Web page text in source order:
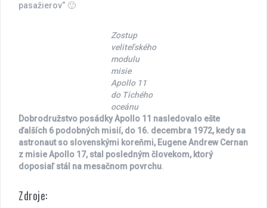
pasažierov“ 🙂
Zostup
veliteľského
modulu
misie
Apollo 11
do Tichého
oceánu
Dobrodružstvo posádky Apollo 11 nasledovalo ešte
ďalších 6 podobných misií, do 16. decembra 1972, kedy sa
astronaut so slovenskými koreňmi, Eugene Andrew Cernan
z misie Apollo 17, stal posledným človekom, ktorý
doposiaľ stál na mesačnom povrchu.
Zdroje: